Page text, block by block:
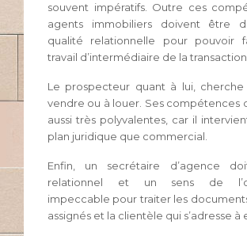
souvent impératifs. Outre ces
agents immobiliers doivent être
qualité relationnelle pour pouvoir
travail d’intermédiaire de la transaction.
Le prospecteur quant à lui, cherche
vendre ou à louer. Ses compétences
aussi très polyvalentes, car il
plan juridique que commercial.
Enfin, un secrétaire d’agence
relationnel et un sens de
impeccable pour traiter les
assignés et la clientèle qui s’adresse à